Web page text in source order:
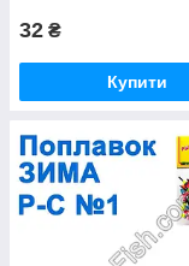
32 ₴
Купити